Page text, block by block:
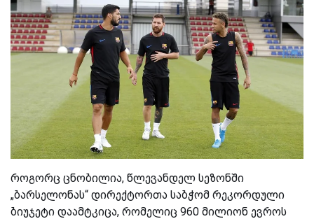
როგორც ცნობილია, წლევანდელ სეზონში
„ბარსელონას“ დირექტორთა საბჭომ რეკორდული
ბიუჯეტი დაამტკიცა, რომელიც 960 მილიონ ევროს